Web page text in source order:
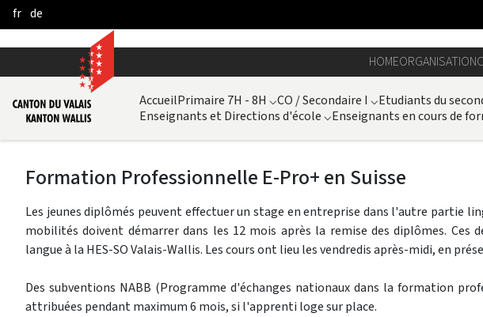
Saltar al contenido principal
fr de
HOMEORGANISATION
AccueilPrimaire 7H - 8H ⌵CO / Secondaire I ⌵Etudiants du
Enseignants et Directions d'école ⌵Enseignants en cours de
Formation Professionnelle E-Pro+ en Suisse
Les jeunes diplômés peuvent effectuer un stage en entreprise dans l'autre partie
mobilités doivent démarrer dans les 12 mois après la remise des diplômes. Ces
langue à la HES-SO Valais-Wallis. Les cours ont lieu les vendredis après-midi, en
Des subventions NABB (Programme d'échanges nationaux dans la formation
attribuées pendant maximum 6 mois, si l'apprenti loge sur place.